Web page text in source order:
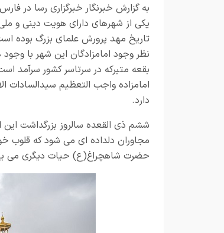
به گزارش خبرنگار خبرگزاری رسا در
یکی از شهرهای دارای هویت دینی و
تاریخ مهد پرورش علمای بزرگ بوده
نظر وجود امامزادگان این شهر با
بقعه متبرکه در سرتاسر کشور سرآمد
امامزاده واجب التعظیم
دارد.
ششم ذی القعده سالروز بزرگداشت این
مجاوران دلداده ای می شود که قلوب
حضرت شاهچراغ(ع) حیات دیگری می